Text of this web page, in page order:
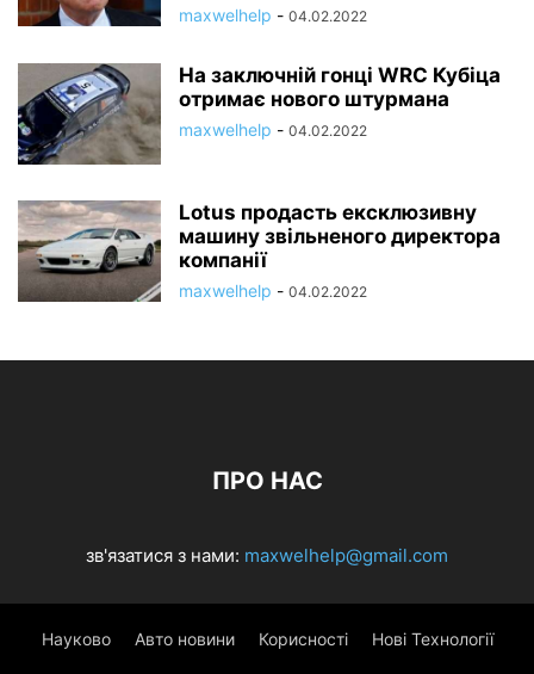
maxwelhelp - 04.02.2022
На заключній гонці WRC Кубіца
отримає нового штурмана
maxwelhelp - 04.02.2022
Lotus продасть ексклюзивну
машину звільненого директора
компанії
maxwelhelp - 04.02.2022
ПРО НАС
зв'язатися з нами: maxwelhelp@gmail.com
Науково Авто новини Корисності Нові Технології